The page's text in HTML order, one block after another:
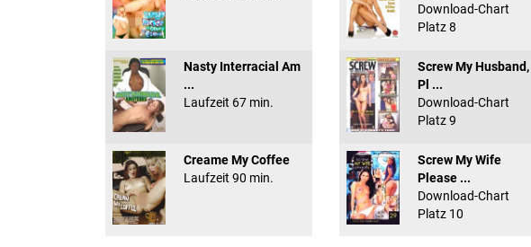
Nasty Interracial Am
...
Laufzeit 67 min.
Creame My Coffee
Laufzeit 90 min.
Download-Chart
Platz 8
Screw My Husband,
Pl ...
Download-Chart
Platz 9
Screw My Wife
Please ...
Download-Chart
Platz 10